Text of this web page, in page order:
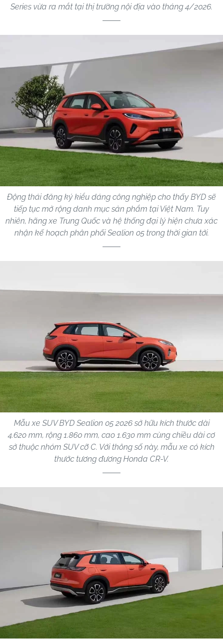
Series vừa ra mắt tại thị trường nội địa vào tháng 4/2026.
Động thái đăng ký kiểu dáng công nghiệp cho thấy BYD sẽ
tiếp tục mở rộng danh mục sản phẩm tại Việt Nam. Tuy
nhiên, hãng xe Trung Quốc và hệ thống đại lý hiện chưa xác
nhận kế hoạch phân phối Sealion 05 trong thời gian tới.
Mẫu xe SUV BYD Sealion 05 2026 sở hữu kích thước dài
4.620 mm, rộng 1.860 mm, cao 1.630 mm cùng chiều dài cơ
sở thuộc nhóm SUV cỡ C. Với thông số này, mẫu xe có kích
thước tương đương Honda CR-V.